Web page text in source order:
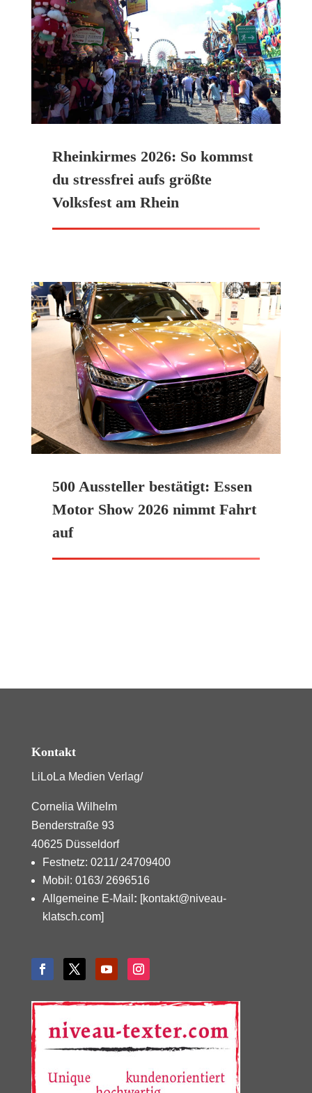
Rheinkirmes 2026: So kommst
du stressfrei aufs größte
Volksfest am Rhein
500 Aussteller bestätigt: Essen
Motor Show 2026 nimmt Fahrt
auf
Kontakt
LiLoLa Medien Verlag/
Cornelia Wilhelm
Benderstraße 93
40625 Düsseldorf
Festnetz: 0211/ 24709400
Mobil: 0163/ 2696516
Allgemeine E-Mail : [kontakt@niveau-
klatsch.com]